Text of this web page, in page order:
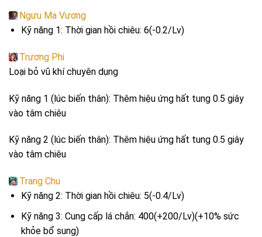
Ngưu Ma Vương
Kỹ năng 1: Thời gian hồi chiêu: 6(-0.2/Lv)
Trương Phi
Loại bỏ vũ khí chuyên dụng
Kỹ năng 1 (lúc biến thân): Thêm hiệu ứng hất tung 0.5 giây
vào tâm chiêu
Kỹ năng 2 (lúc biến thân): Thêm hiệu ứng hất tung 0.5 giây
vào tâm chiêu
Trang Chu
Kỹ năng 2: Thời gian hồi chiêu: 5(-0.4/Lv)
Kỹ năng 3: Cung cấp lá chắn: 400(+200/Lv)(+10% sức
khỏe bổ sung)